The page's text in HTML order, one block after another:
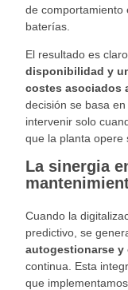
de comportamiento
baterías.
El resultado es
disponibilidad y
costes asociados
decisión se basa
intervenir solo
que la planta opere
La sinergia
Cuando la
predictivo, se
autogestionarse
continua. Esta
que